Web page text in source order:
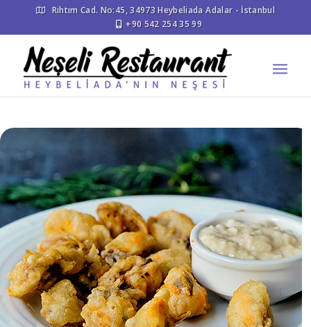
Rıhtım Cad. No:45, 34973 Heybeliada Adalar - İstanbul
+90 542 254 35 99